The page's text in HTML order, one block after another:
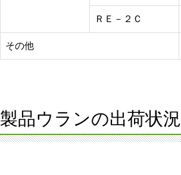
ＲＥ－２Ｃ
その他
製品ウランの出荷状況